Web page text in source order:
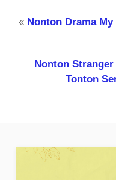
« Nonton Drama
Nonton
Tonton